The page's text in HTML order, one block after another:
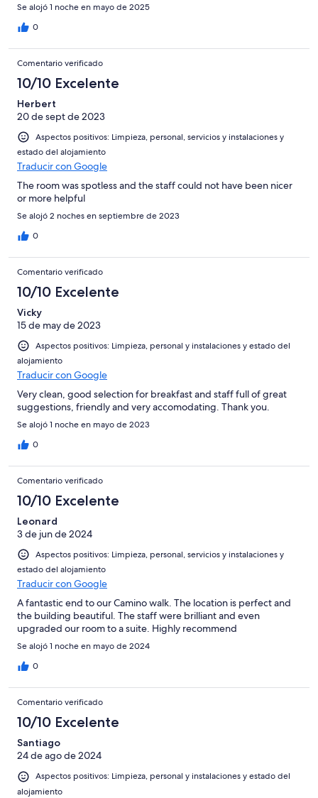
Se alojó 1 noche en mayo de 2025
0
Comentario verificado
10/10 Excelente
Herbert
20 de sept de 2023
Aspectos positivos: Limpieza, personal, servicios y instalaciones y
estado del alojamiento
Traducir con Google
The room was spotless and the staff could not have been nicer
or more helpful
Se alojó 2 noches en septiembre de 2023
0
Comentario verificado
10/10 Excelente
Vicky
15 de may de 2023
Aspectos positivos: Limpieza, personal y instalaciones y estado del
alojamiento
Traducir con Google
Very clean, good selection for breakfast and staff full of great
suggestions, friendly and very accomodating. Thank you.
Se alojó 1 noche en mayo de 2023
0
Comentario verificado
10/10 Excelente
Leonard
3 de jun de 2024
Aspectos positivos: Limpieza, personal, servicios y instalaciones y
estado del alojamiento
Traducir con Google
A fantastic end to our Camino walk. The location is perfect and
the building beautiful. The staff were brilliant and even
upgraded our room to a suite. Highly recommend
Se alojó 1 noche en mayo de 2024
0
Comentario verificado
10/10 Excelente
Santiago
24 de ago de 2024
Aspectos positivos: Limpieza, personal y instalaciones y estado del
alojamiento